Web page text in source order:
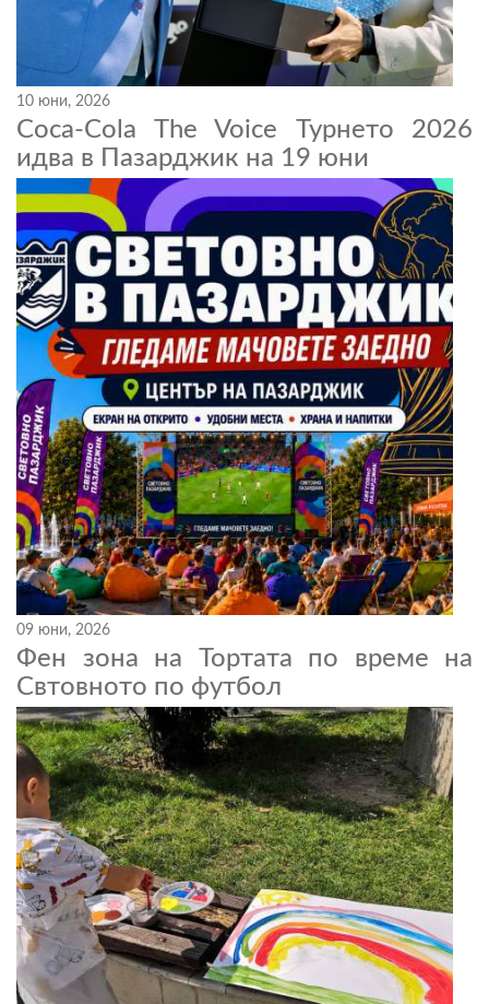
10 юни, 2026
Coca-Cola The Voice Турнето 2026
идва в Пазарджик на 19 юни
09 юни, 2026
Фен зона на Тортата по време на
Свтовното по футбол